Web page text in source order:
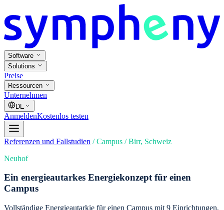
Software
Solutions
Preise
Ressourcen
Unternehmen
DE
AnmeldenKostenlos testen
Referenzen und Fallstudien / Campus / Birr, Schweiz
Neuhof
Ein energieautarkes Energiekonzept für einen
Campus
Vollständige Energieautarkie für einen Campus mit 9 Einrichtungen,